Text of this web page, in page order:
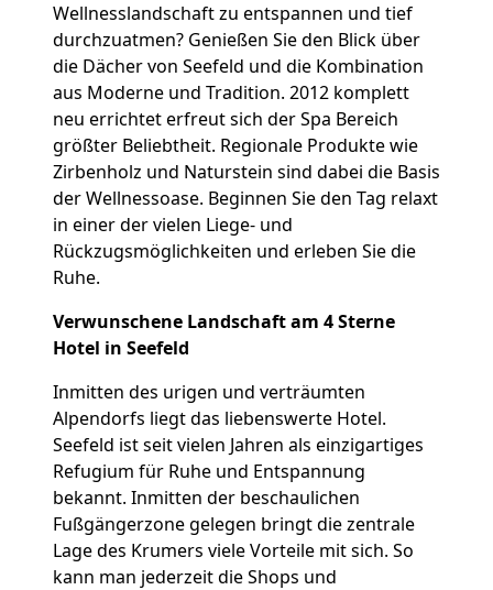
Wellnesslandschaft zu entspannen und tief
durchzuatmen? Genießen Sie den Blick über
die Dächer von Seefeld und die Kombination
aus Moderne und Tradition. 2012 komplett
neu errichtet erfreut sich der Spa Bereich
größter Beliebtheit. Regionale Produkte wie
Zirbenholz und Naturstein sind dabei die Basis
der Wellnessoase. Beginnen Sie den Tag relaxt
in einer der vielen Liege- und
Rückzugsmöglichkeiten und erleben Sie die
Ruhe.
Verwunschene Landschaft am 4 Sterne
Hotel in Seefeld
Inmitten des urigen und verträumten
Alpendorfs liegt das liebenswerte Hotel.
Seefeld ist seit vielen Jahren als einzigartiges
Refugium für Ruhe und Entspannung
bekannt. Inmitten der beschaulichen
Fußgängerzone gelegen bringt die zentrale
Lage des Krumers viele Vorteile mit sich. So
kann man jederzeit die Shops und